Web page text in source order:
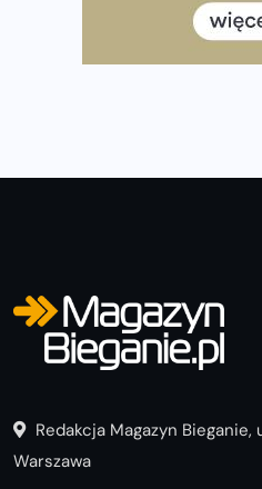
Już w tę sobotę 35. Bieg
Wystartuje rekordowa
Redakcja Magazyn
Warszawa